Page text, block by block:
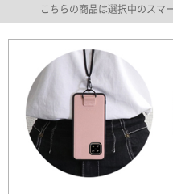
こちらの商品は選択中のスマ